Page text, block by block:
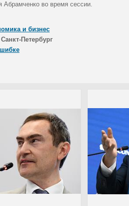
Абрамченко во время сессии.
и бизнес
Петербург